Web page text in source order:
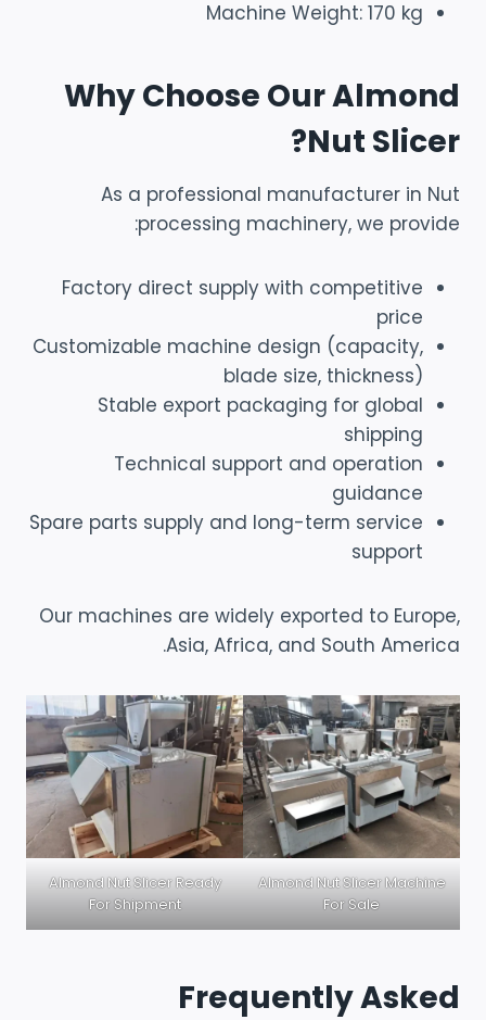
Machine Weight: 170 kg
Why Choose Our Almond
Nut Slicer?
As a professional manufacturer in Nut
processing machinery, we provide:
Factory direct supply with competitive
price
Customizable machine design (capacity,
blade size, thickness)
Stable export packaging for global
shipping
Technical support and operation
guidance
Spare parts supply and long-term service
support
Our machines are widely exported to Europe,
Asia, Africa, and South America.
Almond Nut Slicer Machine
For Sale
Almond Nut Slicer Ready
For Shipment
Frequently Asked